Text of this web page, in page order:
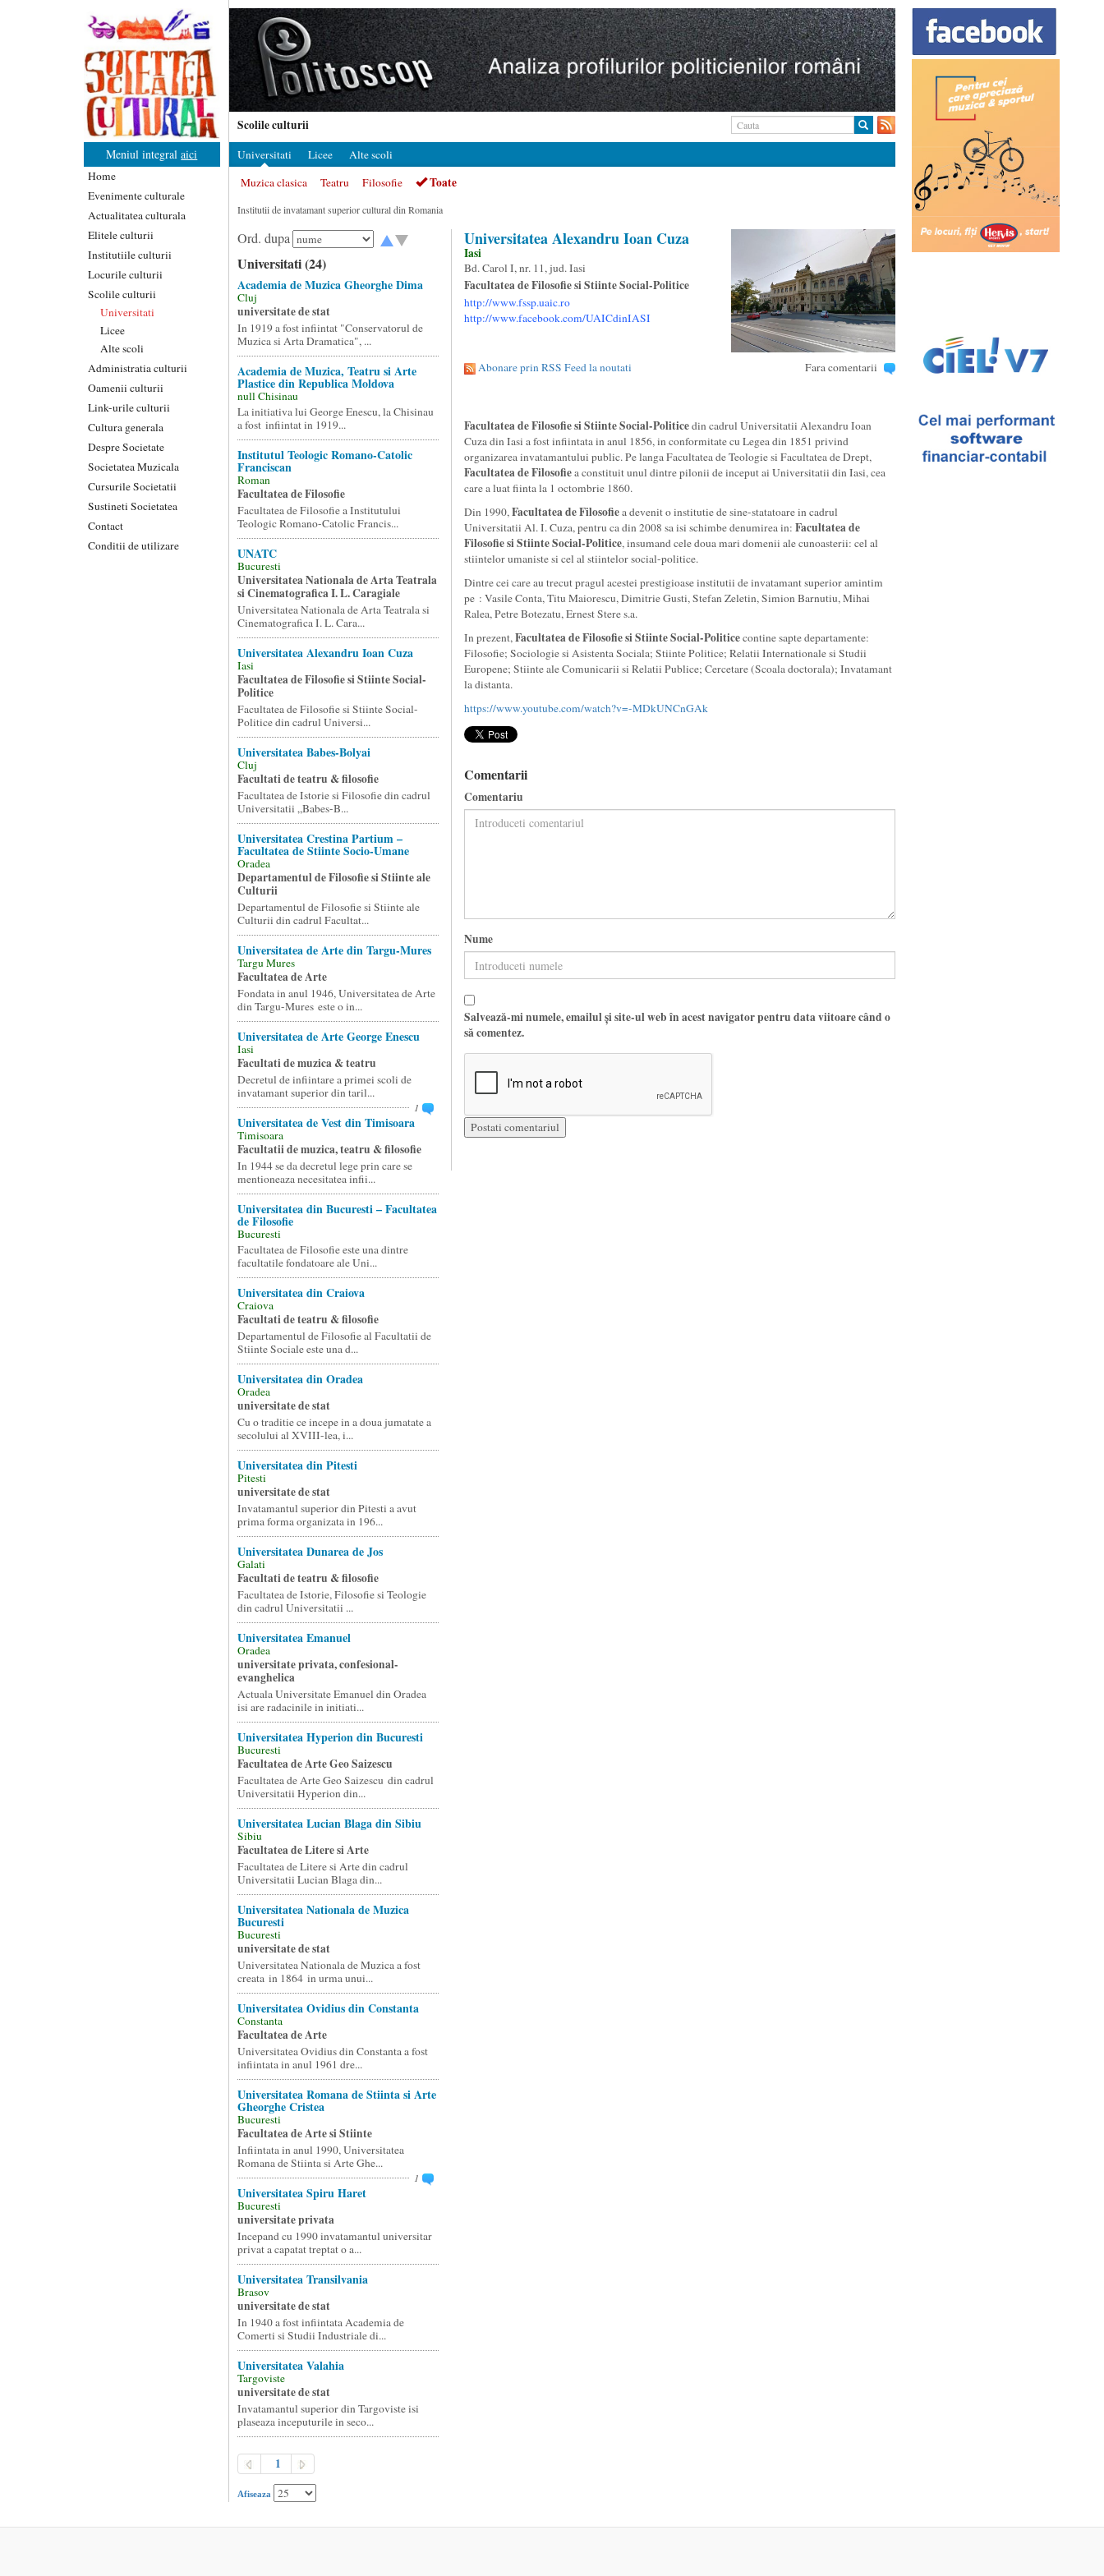
Meniul integralaici
Home
Evenimente culturale
Actualitatea culturala
Elitele culturii
Institutiile culturii
Locurile culturii
Scolile culturii
Universitati
Licee
Alte scoli
Administratia culturii
Oamenii culturii
Link-urile culturii
Cultura generala
Despre Societate
Societatea Muzicala
Cursurile Societatii
Sustineti Societatea
Contact
Conditii de utilizare
Scolile culturii
Universitati Licee
Alte scoli
Muzica clasica
Teatru Filosofie Toate
Institutii de invatamant superior cultural din Romania
Ord. dupa
Universitati (24)
Academia de Muzica Gheorghe Dima
Cluj
universitate de stat
In 1919 a fost infiintat "Conservatorul de
Muzica si Arta Dramatica", ...
Academia de Muzica, Teatru si Arte
Plastice din Republica Moldova
null Chisinau
La initiativa lui George Enescu, la Chisinau
a fost infiintat in 1919...
Institutul Teologic Romano-Catolic
Franciscan
Roman
Facultatea de Filosofie
Facultatea de Filosofie a Institutului
Teologic Romano-Catolic Francis...
UNATC
Bucuresti
Universitatea Nationala de Arta Teatrala
si Cinematografica I. L. Caragiale
Universitatea Nationala de Arta Teatrala si
Cinematografica I. L. Cara...
Universitatea Alexandru Ioan Cuza
Iasi
Facultatea de Filosofie si Stiinte Social-
Politice
Facultatea de Filosofie si Stiinte Social-
Politice din cadrul Universi...
Universitatea Babes-Bolyai
Cluj
Facultati de teatru & filosofie
Facultatea de Istorie si Filosofie din cadrul
Universitatii „Babes-B...
Universitatea Crestina Partium –
Facultatea de Stiinte Socio-Umane
Oradea
Departamentul de Filosofie si Stiinte ale
Culturii
Departamentul de Filosofie si Stiinte ale
Culturii din cadrul Facultat...
Universitatea de Arte din Targu-Mures
Targu Mures
Facultatea de Arte
Fondata in anul 1946, Universitatea de Arte
din Targu-Mures este o in...
Universitatea de Arte George Enescu
Iasi
Facultati de muzica & teatru
Decretul de infiintare a primei scoli de
invatamant superior din taril...
1
Universitatea de Vest din Timisoara
Timisoara
Facultatii de muzica, teatru & filosofie
In 1944 se da decretul lege prin care se
mentioneaza necesitatea infii...
Universitatea din Bucuresti – Facultatea
de Filosofie
Bucuresti
Facultatea de Filosofie este una dintre
facultatile fondatoare ale Uni...
Universitatea din Craiova
Craiova
Facultati de teatru & filosofie
Departamentul de Filosofie al Facultatii de
Stiinte Sociale este una d...
Universitatea din Oradea
Oradea
universitate de stat
Cu o traditie ce incepe in a doua jumatate a
secolului al XVIII-lea, i...
Universitatea din Pitesti
Pitesti
universitate de stat
Invatamantul superior din Pitesti a avut
prima forma organizata in 196...
Universitatea Dunarea de Jos
Galati
Facultati de teatru & filosofie
Facultatea de Istorie, Filosofie si Teologie
din cadrul Universitatii ...
Universitatea Emanuel
Oradea
universitate privata, confesional-
evanghelica
Actuala Universitate Emanuel din Oradea
isi are radacinile in initiati...
Universitatea Hyperion din Bucuresti
Bucuresti
Facultatea de Arte Geo Saizescu
Facultatea de Arte Geo Saizescu din cadrul
Universitatii Hyperion din...
Universitatea Lucian Blaga din Sibiu
Sibiu
Facultatea de Litere si Arte
Facultatea de Litere si Arte din cadrul
Universitatii Lucian Blaga din...
Universitatea Nationala de Muzica
Bucuresti
Bucuresti
universitate de stat
Universitatea Nationala de Muzica a fost
creata in 1864 in urma unui...
Universitatea Ovidius din Constanta
Constanta
Facultatea de Arte
Universitatea Ovidius din Constanta a fost
infiintata in anul 1961 dre...
Universitatea Romana de Stiinta si Arte
Gheorghe Cristea
Bucuresti
Facultatea de Arte si Stiinte
Infiintata in anul 1990, Universitatea
Romana de Stiinta si Arte Ghe...
1
Universitatea Spiru Haret
Bucuresti
universitate privata
Incepand cu 1990 invatamantul universitar
privat a capatat treptat o a...
Universitatea Transilvania
Brasov
universitate de stat
In 1940 a fost infiintata Academia de
Comerti si Studii Industriale di...
Universitatea Valahia
Targoviste
universitate de stat
Invatamantul superior din Targoviste isi
plaseaza inceputurile in seco...
1
Afiseaza
Universitatea Alexandru Ioan Cuza
Iasi
Bd. Carol I, nr. 11, jud. Iasi
Facultatea de Filosofie si Stiinte Social-Politice
http://www.fssp.uaic.ro
http://www.facebook.com/UAICdinIASI
Abonare prin RSS Feed la noutati Fara comentarii
Facultatea de Filosofie si Stiinte Social-Politicedin cadrul Universitatii Alexandru Ioan
Cuza din Iasi a fost infiintata in anul 1856, in conformitate cu Legea din 1851 privind
organizarea invatamantului public. Pe langa Facultatea de Teologie si Facultatea de Drept,
Facultatea de Filosofiea constituit unul dintre pilonii de inceput ai Universitatii din Iasi, cea
care a luat fiinta la 1 octombrie 1860.
Din 1990,Facultatea de Filosofiea devenit o institutie de sine-statatoare in cadrul
Universitatii Al. I. Cuza, pentru ca din 2008 sa isi schimbe denumirea in: Facultatea de
Filosofie si Stiinte Social-Politice, insumand cele doua mari domenii ale cunoasterii: cel al
stiintelor umaniste si cel al stiintelor social-politice.
Dintre cei care au trecut pragul acestei prestigioase institutii de invatamant superior amintim
pe : Vasile Conta, Titu Maiorescu, Dimitrie Gusti, Stefan Zeletin, Simion Barnutiu, Mihai
Ralea, Petre Botezatu, Ernest Stere s.a.
In prezent,Facultatea de Filosofie si Stiinte Social-Politicecontine sapte departamente:
Filosofie; Sociologie si Asistenta Sociala; Stiinte Politice; Relatii Internationale si Studii
Europene; Stiinte ale Comunicarii si Relatii Publice; Cercetare (Scoala doctorala); Invatamant
la distanta.
https://www.youtube.com/watch?v=-MDkUNCnGAk
Comentarii
Comentariu
Nume
Salvează-mi numele, emailul și site-ul web în acest navigator pentru data viitoare când o
să comentez.